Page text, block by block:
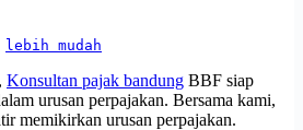
lebih mudah
Konsultan pajak bandung BBF siap
urusan perpajakan. Bersama kami,
memikirkan urusan perpajakan.